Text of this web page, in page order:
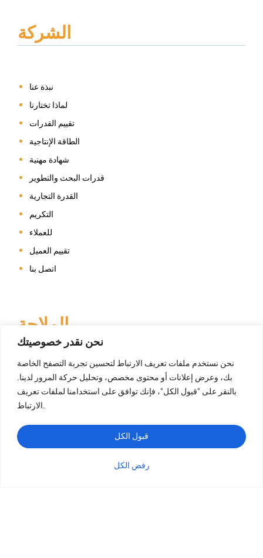
نحن نقدر خصوصيتك
نحن نستخدم ملفات تعريف الارتباط لتحسين تجربة التصفح الخاصة
بك، وعرض إعلانات أو محتوى مخصص، وتحليل حركة المرور لدينا.
بالنقر على "قبول الكل"، فإنك توافق على استخدامنا لملفات تعريف
الارتباط.
رفض الكل
قبول الكل
الشركة
نبذة عنا
لماذا تختارنا
تقييم القدرات
الطاقة الإنتاجية
شهادة مهنية
قدرات البحث والتطوير
القدرة التجارية
التكريم
للعملاء
تقييم العميل
اتصل بنا
الملاحة
طباعة الكتب
طباعة الكتب ذات الغلاف المقوى
طباعة الكتب بغلاف ورقي ورقي الورق
طباعة الكتاب اللوحي